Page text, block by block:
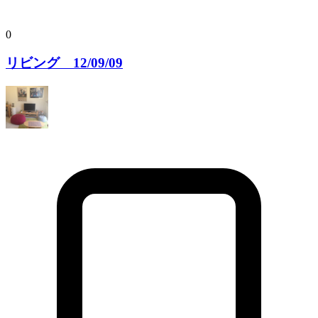
0
リビング 12/09/09